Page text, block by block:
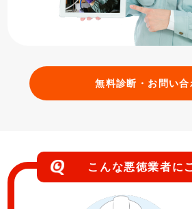
無料診断・お問い合
こんな悪徳業者に